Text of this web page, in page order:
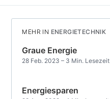
MEHR IN ENERGIETECHNIK
Graue Energie
28 Feb. 2023 – 3 Min. Lesezeit
Energiesparen